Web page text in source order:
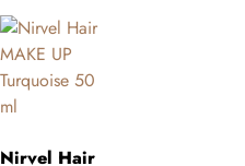
Nirvel Hair